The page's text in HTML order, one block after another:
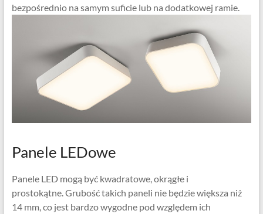
bezpośrednio na samym suficie lub na dodatkowej ramie.
Panele LEDowe
Panele LED mogą być kwadratowe, okrągłe i
prostokątne. Grubość takich paneli nie będzie większa niż
14 mm, co jest bardzo wygodne pod względem ich